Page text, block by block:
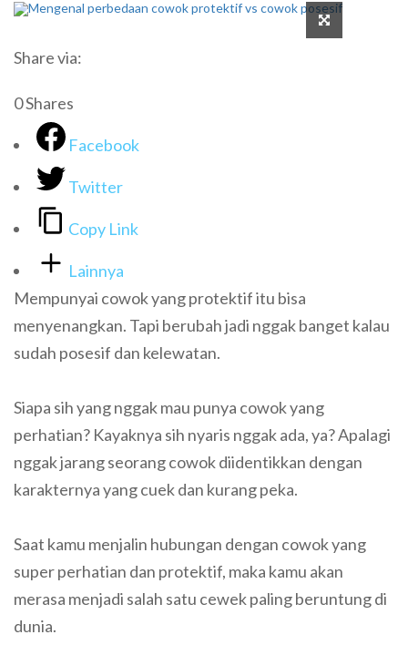
Share via:
0Shares
Facebook
Twitter
Copy Link
Lainnya
Mempunyai cowok yang protektif itu bisa
menyenangkan. Tapi berubah jadi nggak banget kalau
sudah posesif dan kelewatan.
Siapa sih yang nggak mau punya cowok yang
perhatian? Kayaknya sih nyaris nggak ada, ya? Apalagi
nggak jarang seorang cowok diidentikkan dengan
karakternya yang cuek dan kurang peka.
Saat kamu menjalin hubungan dengan cowok yang
super perhatian dan protektif, maka kamu akan
merasa menjadi salah satu cewek paling beruntung di
dunia.